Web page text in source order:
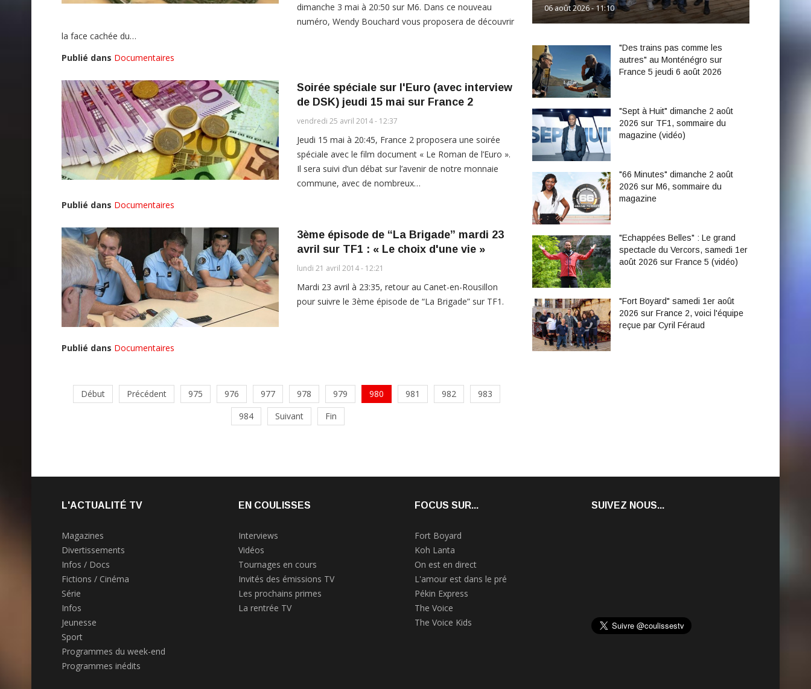
dimanche 3 mai à 20:50 sur M6. Dans ce nouveau
numéro, Wendy Bouchard vous proposera de découvrir
la face cachée du…
Publié dans Documentaires
Soirée spéciale sur l'Euro (avec interview
de DSK) jeudi 15 mai sur France 2
vendredi 25 avril 2014 - 12:37
Jeudi 15 mai à 20:45, France 2 proposera une soirée
spéciale avec le film document « Le Roman de l’Euro ».
Il sera suivi d’un débat sur l’avenir de notre monnaie
commune, avec de nombreux…
Publié dans Documentaires
3ème épisode de “La Brigade” mardi 23
avril sur TF1 : « Le choix d'une vie »
lundi 21 avril 2014 - 12:21
Mardi 23 avril à 23:35, retour au Canet-en-Rousillon
pour suivre le 3ème épisode de “La Brigade” sur TF1.
Publié dans Documentaires
Début Précédent 975 976 977 978 979 980 981 982
983
984
Suivant Fin
06 août 2026 - 11:10
"Des trains pas comme les
autres" au Monténégro sur
France 5 jeudi 6 août 2026
"Sept à Huit" dimanche 2 août
2026 sur TF1, sommaire du
magazine (vidéo)
"66 Minutes" dimanche 2 août
2026 sur M6, sommaire du
magazine
"Echappées Belles" : Le grand
spectacle du Vercors, samedi 1er
août 2026 sur France 5 (vidéo)
"Fort Boyard" samedi 1er août
2026 sur France 2, voici l'équipe
reçue par Cyril Féraud
L'ACTUALITÉ TV
Magazines
Divertissements
Infos / Docs
Fictions / Cinéma
Série
Infos
Jeunesse
Sport
Programmes du week-end
Programmes inédits
EN COULISSES
Interviews
Vidéos
Tournages en cours
Invités des émissions TV
Les prochains primes
La rentrée TV
FOCUS SUR...
Fort Boyard
Koh Lanta
On est en direct
L'amour est dans le pré
Pékin Express
The Voice
The Voice Kids
SUIVEZ NOUS...